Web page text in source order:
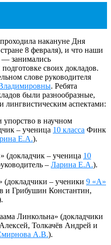
накануне Дня
8 февраля), и что наши
— занимались
своих докладов.
слове руководителя
. Ребята
были разнообразные,
лингвистическим аспектами:
упорство в научном
– ученица 10 класса Финк
Е.А.).
(докладчик – ученица 10
– Ларина Е.А.).
(докладчики – ученики 9 «А»
и Грибушин Константин,
Линкольна» (докладчики
Толкачёв Андрей и
А.В.).